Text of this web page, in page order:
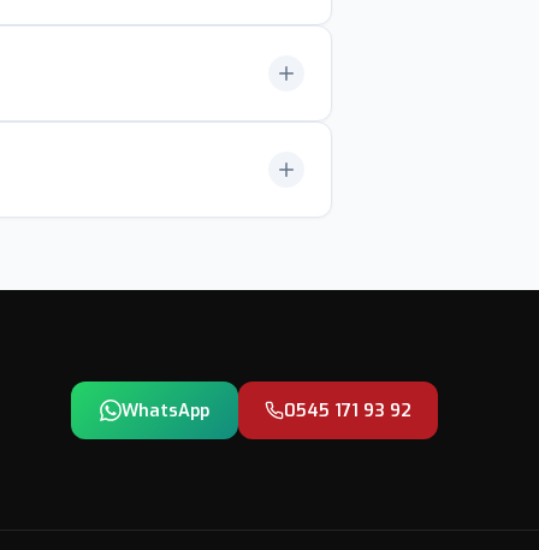
eşleştirilir.
WhatsApp 0545 171 93 92